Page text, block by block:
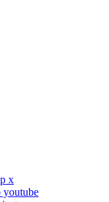
x
youtube